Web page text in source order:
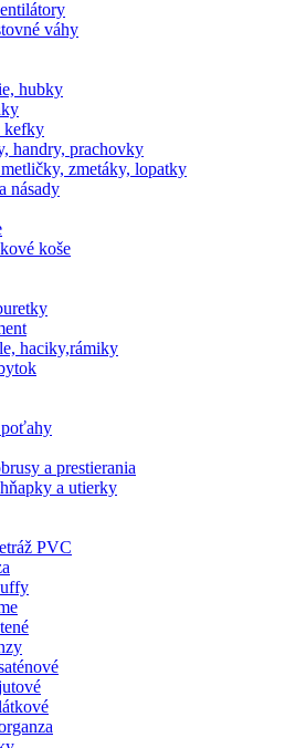
váhy
hubky
kefky
handry, prachovky
zmetáky, lopatky
násady
koše
haciky,rámiky
poťahy
a prestierania
a utierky
PVC